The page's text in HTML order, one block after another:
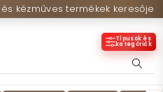
kézműves termékek keresője
Típusok és
kategóriák